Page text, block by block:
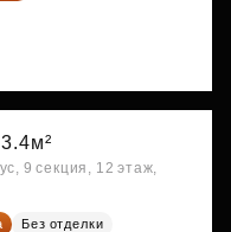
9 секция, 12 этаж,
Без отделки